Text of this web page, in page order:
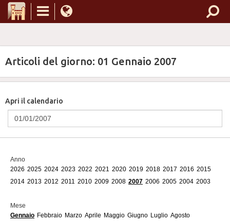
Articoli del giorno: 01 Gennaio 2007
Apri il calendario
Anno
2026 2025 2024 2023 2022 2021 2020 2019 2018 2017 2016 2015
2014 2013 2012 2011 2010 2009 2008 2007 2006 2005 2004 2003
Mese
Gennaio Febbraio Marzo Aprile Maggio Giugno Luglio Agosto